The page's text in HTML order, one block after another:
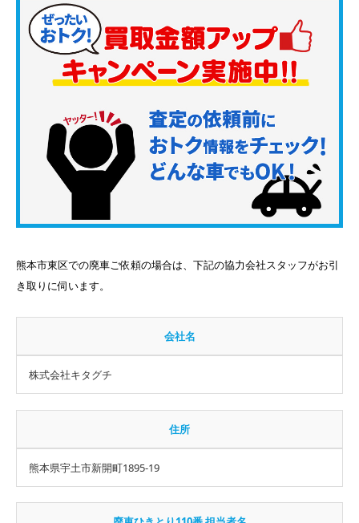
熊本市東区での廃車ご依頼の場合は、下記の協力会社スタッフがお引
き取りに伺います。
会社名
株式会社キタグチ
住所
熊本県宇土市新開町1895-19